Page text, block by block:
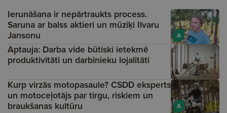
A
Ierunāšana ir nepārtraukts process.
Saruna ar balss aktieri un mūziķi Ilvaru
Jansonu
Aptauja: Darba vide būtiski ietekmē
produktivitāti un darbinieku lojalitāti
A
Kurp virzās motopasaule? CSDD eksperts
un motoceļotājs par tirgu, riskiem un
braukšanas kultūru